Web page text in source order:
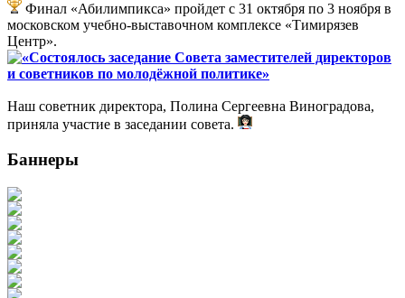
Финал «Абилимпикса» пройдет с 31 октября по 3 ноября в
московском учебно-выставочном комплексе «Тимирязев
Центр».
«Состоялось заседание Совета заместителей директоров
и советников по молодёжной политике»
Наш советник директора, Полина Сергеевна Виноградова,
приняла участие в заседании совета.
Баннеры